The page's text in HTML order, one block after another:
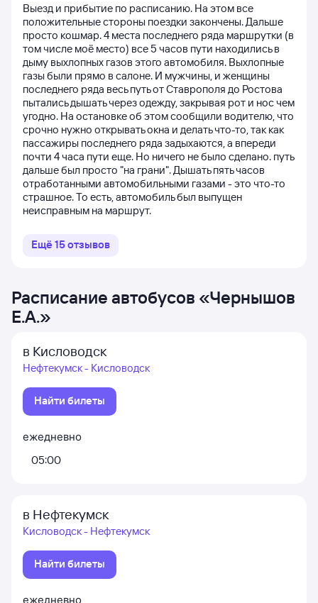
Расписание автобусов «Чернышов
Е.А.»
в Кисловодск
Нефтекумск - Кисловодск
Найти билеты
ежедневно
05:00
в Нефтекумск
Кисловодск - Нефтекумск
Найти билеты
ежедневно
Выезд и прибытие по расписанию. На этом все
положительные стороны поездки закончены. Дальше
просто кошмар. 4 места последнего ряда маршрутки (в
том числе моё место) все 5 часов пути находились в
дыму выхлопных газов этого автомобиля. Выхлопные
газы были прямо в салоне. И мужчины, и женщины
последнего ряда весь путь от Ставрополя до Ростова
пытались дышать через одежду, закрывая рот и нос чем
угодно. На остановке об этом сообщили водителю, что
срочно нужно открывать окна и делать что-то, так как
пассажиры последнего ряда задыхаются, а впереди
почти 4 часа пути еще. Но ничего не было сделано. путь
дальше был просто "на грани". Дышать пять часов
отработанными автомобильными газами - это что-то
страшное. То есть, автомобиль был выпущен
неисправным на маршрут.
Ещё 15отзывов